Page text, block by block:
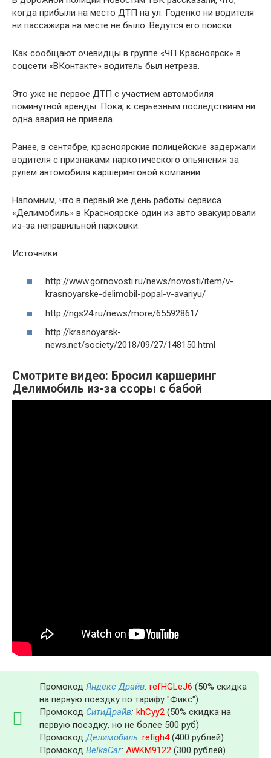
когда прибыли на место ДТП на ул. Годенко ни водителя
ни пассажира на месте не было. Ведутся его поиски.
Как сообщают очевидцы в группе «ЧП Красноярск» в
соцсети «ВКонтакте» водитель был нетрезв.
Это уже не первое ДТП с участием автомобиля
поминутной аренды. Пока, к серьезным последствиям ни
одна авария не привела.
Ранее, в сентябре, красноярские полицейские задержали
водителя с признаками наркотического опьянения за
рулем автомобиля каршеринговой компании.
Напомним, что в первый же день работы сервиса
«Делимобиль» в Красноярске один из авто эвакуировали
из-за неправильной парковки.
Источники:
http://www.gornovosti.ru/news/novosti/item/v-
krasnoyarske-delimobil-popal-v-avariyu/
http://ngs24.ru/news/more/65592861/
http://krasnoyarsk-
news.net/society/2018/09/27/148150.html
Смотрите видео: Бросил каршеринг
Делимобиль из-за ссоры с бабой
Промокод Яндекс Драйв: refHGLeJ6 (50% скидка
на первую поездку по тарифу "Фикс")
Промокод СитиДрайв: khCyy2 (50% скидка на
первую поездку, но не более 500 руб)
ПромокодДелимобиль: refigh4(400 рублей)
Промокод BelkaCar: AWKM9122 (300 рублей)